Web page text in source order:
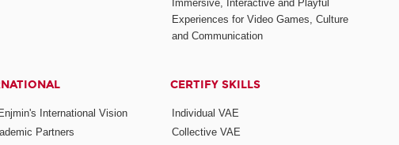
Immersive, Interactive and Playful
Experiences for Video Games, Culture
and Communication
International Vision
Partners
CERTIFY SKILLS
Individual VAE
Collective VAE